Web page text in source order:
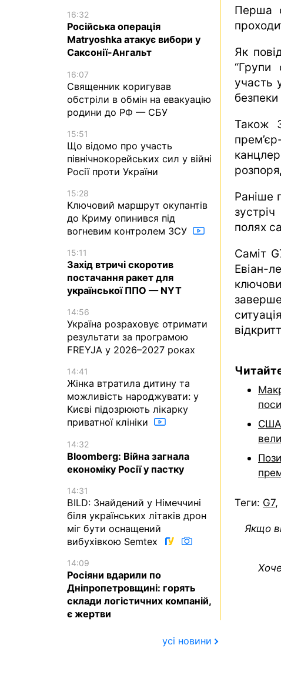
Перша
Як
“Групи
участь
Також
Раніше
полях
Саміт
Евіан-
США
Теги: G7,
Якщо
16:32
Російська операція
Matryoshka атакує вибори у
Саксонії-Ангальт
16:07
Священник коригував
обстріли в обмін на евакуацію
родини до РФ — СБУ
15:51
Що відомо про участь
північнокорейських сил у війні
Росії проти України
15:28
Ключовий маршрут окупантів
до Криму опинився під
вогневим контролем ЗСУ
15:11
Захід втричі скоротив
постачання ракет для
української ППО — NYT
14:56
Україна розраховує отримати
результати за програмою
FREYJA у 2026–2027 роках
14:41
Жінка втратила дитину та
можливість народжувати: у
Києві підозрюють лікарку
приватної клініки
14:32
Bloomberg: Війна загнала
економіку Росії у пастку
14:31
BILD: Знайдений у Німеччині
біля українських літаків дрон
міг бути оснащений
вибухівкою Semtex
14:09
Росіяни вдарили по
Дніпропетровщині: горять
склади логістичних компаній,
є жертви
усі новини